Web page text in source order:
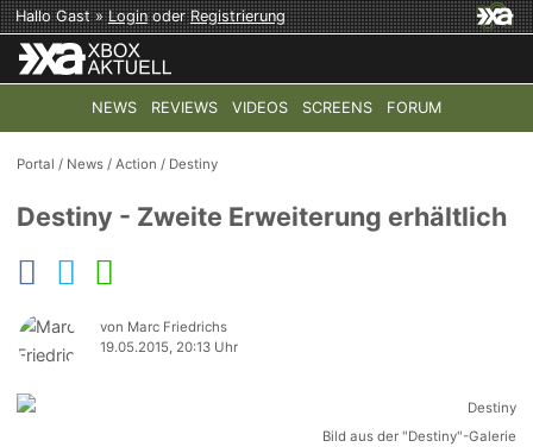
Hallo Gast »LoginoderRegistrierung
NEWS REVIEWS VIDEOS SCREENS FORUM
TOP-THEMEN: COD: MODERN WARFARE 4 HALO:
Portal / News /Action / Destiny
Destiny - Zweite Erweiterung erhältlich
von Marc Friedrichs
19.05.2015, 20:13 Uhr
Bild aus der "Destiny"-Galerie